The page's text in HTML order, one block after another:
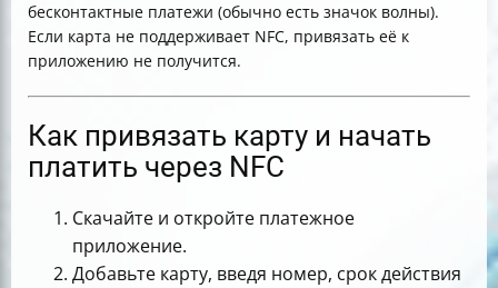
бесконтактные платежи (обычно есть значок волны).
Если карта не поддерживает NFC, привязать её к
приложению не получится.
Как привязать карту и начать
платить через NFC
Скачайте и откройте платежное
приложение.
Добавьте карту, введя номер, срок действия